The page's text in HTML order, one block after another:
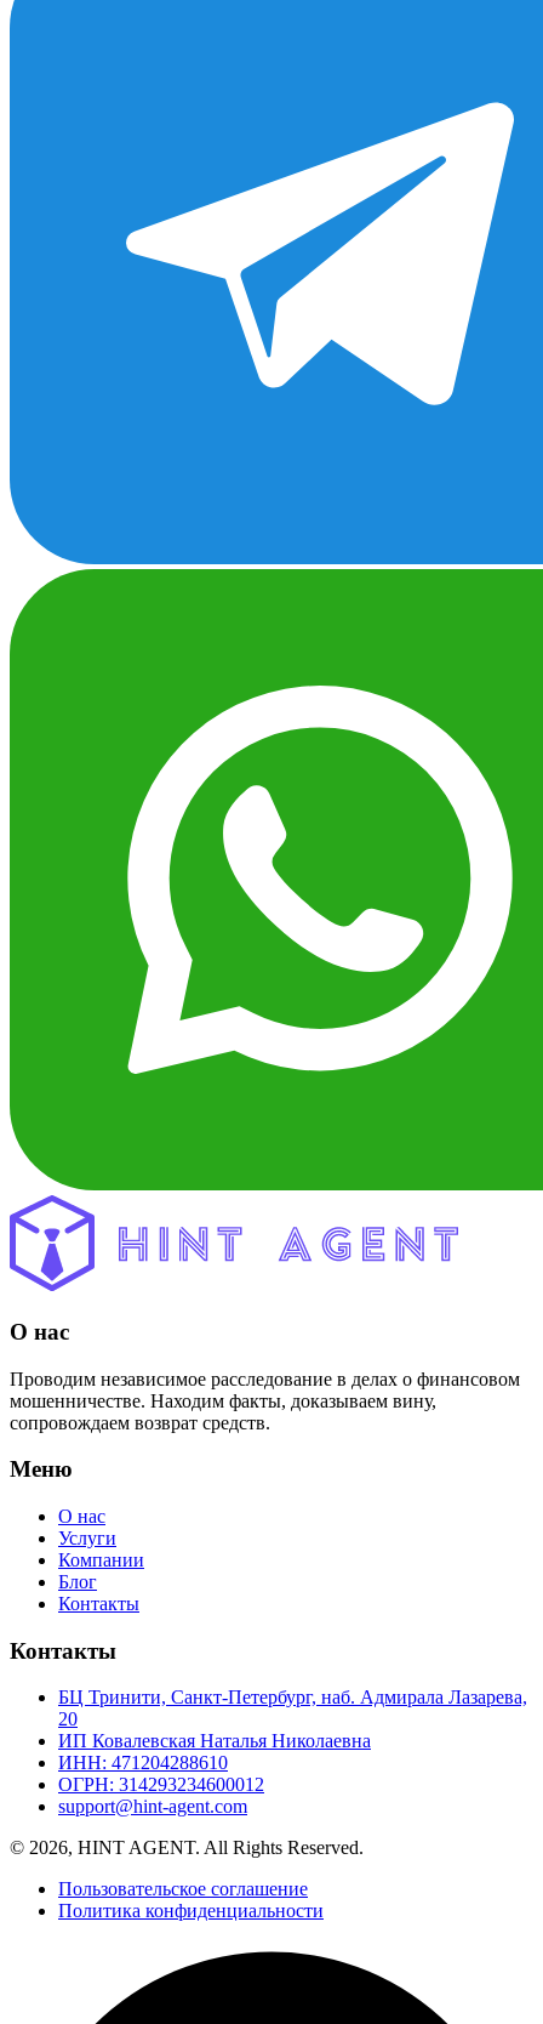
О нас
Проводим независимое расследование в делах о финансовом
мошенничестве. Находим факты, доказываем вину,
сопровождаем возврат средств.
Меню
О нас
Услуги
Компании
Блог
Контакты
Контакты
БЦ Тринити, Санкт-Петербург, наб. Адмирала Лазарева,
20
ИП Ковалевская Наталья Николаевна
ИНН: 471204288610
ОГРН: 314293234600012
support@hint-agent.com
© 2026, HINT AGENT. All Rights Reserved.
Пользовательское соглашение
Политика конфиденциальности